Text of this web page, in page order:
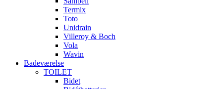
Termix
Toto
Unidrain
Villeroy & Boch
Vola
Wavin
Badeværelse
TOILET
Bidet